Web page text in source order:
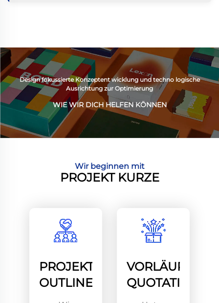
Design fokussierte Konzeptent wicklung und techno logische
Ausrichtung zur Optimierung
WIE WIR DICH HELFEN KÖNNEN
Wir beginnen mit
PROJEKT KURZE
PROJEKT
OUTLINE
VORLÄURIGE
QUOTATION